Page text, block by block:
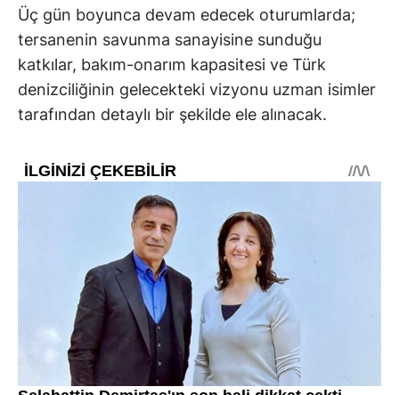
Üç gün boyunca devam edecek oturumlarda;
tersanenin savunma sanayisine sunduğu
katkılar, bakım-onarım kapasitesi ve Türk
denizciliğinin gelecekteki vizyonu uzman isimler
tarafından detaylı bir şekilde ele alınacak.